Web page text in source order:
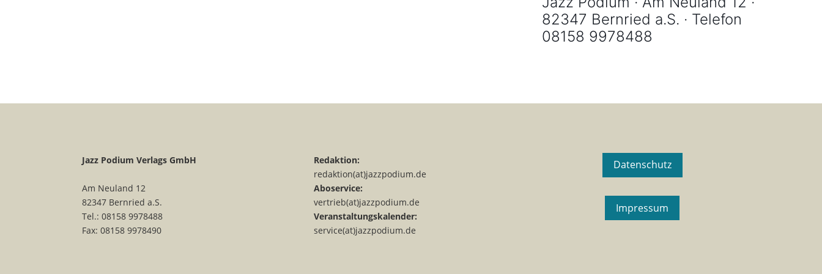
82347 Bernried a.S. · Telefon
08158 9978488
Jazz Podium Verlags GmbH
Am Neuland 12
82347 Bernried a.S.
Tel.: 08158 9978488
Fax: 08158 9978490
Redaktion:
redaktion(at)jazzpodium.de
Aboservice:
vertrieb(at)jazzpodium.de
Veranstaltungskalender:
service(at)jazzpodium.de
Datenschutz
Impressum